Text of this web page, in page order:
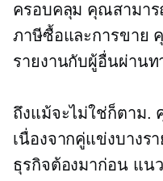
ครอบคลุม คุณสามาร
ภาษีซื้อและการขาย
รายงานกับผู้อื่นผ่านท
ถึงแม้จะไม่ใช่ก็ตาม.
เนื่องจากคู่แข่งบางร
ธุรกิจต้องมาก่อนแนว